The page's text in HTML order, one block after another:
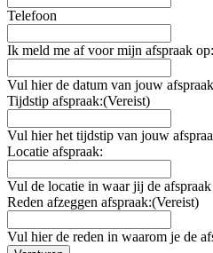
Telefoon
Ik meld me af voor mijn afspraak op:
Vul hier de datum van jouw
Tijdstip afspraak:(Vereist)
Vul hier het tijdstip van jouw
Locatie afspraak:
Vul de locatie in waar jij de afspraak
Reden afzeggen afspraak:(Vereist)
Vul hier de reden in waarom je de